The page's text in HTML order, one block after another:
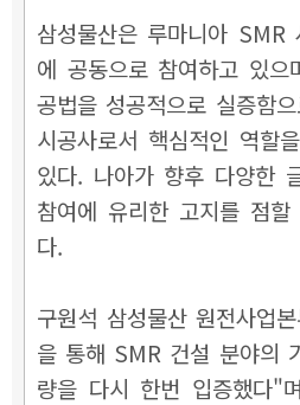
삼성물산은 루마니아 SMR
에 공동으로 참여하고 있
공법을 성공적으로 실증함
시공사로서 핵심적인 역할
있다. 나아가 향후 다양한
참여에 유리한 고지를 점
다.
구원석 삼성물산 원전사업
을 통해 SMR 건설 분야의
량을 다시 한번 입증했다"